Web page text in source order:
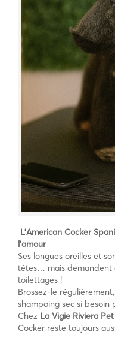
L’American Cocker
l’amour
Ses longues oreilles et
têtes… mais demandent
toilettages !
Brossez-le
shampoing sec si
Chez La Vigie Riviera
Cocker reste toujours